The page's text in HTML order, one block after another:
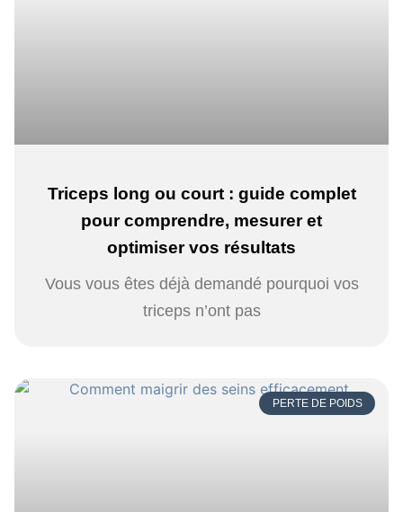
Triceps long ou court : guide complet
pour comprendre, mesurer et
optimiser vos résultats
Vous vous êtes déjà demandé pourquoi vos
triceps n’ont pas
PERTE DE POIDS